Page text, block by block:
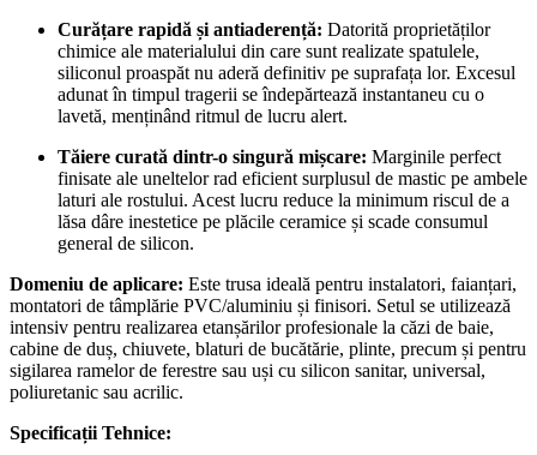
Curățare rapidă și antiaderență: Datorită proprietăților
chimice ale materialului din care sunt realizate spatulele,
siliconul proaspăt nu aderă definitiv pe suprafața lor. Excesul
adunat în timpul tragerii se îndepărtează instantaneu cu o
lavetă, menținând ritmul de lucru alert.
Tăiere curată dintr-o singură mișcare: Marginile perfect
finisate ale uneltelor rad eficient surplusul de mastic pe ambele
laturi ale rostului. Acest lucru reduce la minimum riscul de a
lăsa dâre inestetice pe plăcile ceramice și scade consumul
general de silicon.
Domeniu de aplicare: Este trusa ideală pentru instalatori, faianțari,
montatori de tâmplărie PVC/aluminiu și finisori. Setul se utilizează
intensiv pentru realizarea etanșărilor profesionale la căzi de baie,
cabine de duș, chiuvete, blaturi de bucătărie, plinte, precum și pentru
sigilarea ramelor de ferestre sau uși cu silicon sanitar, universal,
poliuretanic sau acrilic.
Specificații Tehnice: